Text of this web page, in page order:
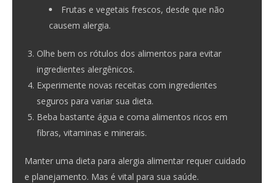
Frutas e vegetais frescos, desde que não
causem alergia.
Olhe bem os rótulos dos alimentos para evitar
ingredientes alergênicos.
Experimente novas receitas com ingredientes
seguros para variar sua dieta.
Beba bastante água e coma alimentos ricos em
fibras, vitaminas e minerais.
Manter uma dieta para alergia alimentar requer cuidado
e planejamento. Mas é vital para sua saúde.